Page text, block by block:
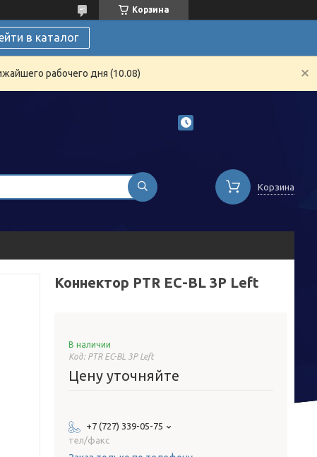
Корзина
в каталог
рабочего дня (10.08)
Корзина
Коннектор PTR EC-BL 3P Left
В наличии
Код: PTR EC-BL 3P Left
Цену уточняйте
+7 (727) 339-05-75
тел/факс